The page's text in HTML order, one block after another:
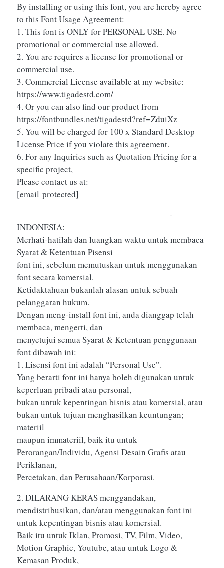
By installing or using this font, you are hereby agree
to this Font Usage Agreement:
1. This font is ONLY for PERSONAL USE. No
promotional or commercial use allowed.
2. You are requires a license for promotional or
commercial use.
3. Commercial License available at my website:
https://www.tigadestd.com/
4. Or you can also find our product from
https://fontbundles.net/tigadestd?ref=ZduiXz
5. You will be charged for 100 x Standard Desktop
License Price if you violate this agreement.
6. For any Inquiries such as Quotation Pricing for a
specific project,
Please contact us at:
[email protected]
——————————————————-
INDONESIA:
Merhati-hatilah dan luangkan waktu untuk membaca
Syarat & Ketentuan Pisensi
font ini, sebelum memutuskan untuk menggunakan
font secara komersial.
Ketidaktahuan bukanlah alasan untuk sebuah
pelanggaran hukum.
Dengan meng-install font ini, anda dianggap telah
membaca, mengerti, dan
menyetujui semua Syarat & Ketentuan penggunaan
font dibawah ini:
1. Lisensi font ini adalah “Personal Use”.
Yang berarti font ini hanya boleh digunakan untuk
keperluan pribadi atau personal,
bukan untuk kepentingan bisnis atau komersial, atau
bukan untuk tujuan menghasilkan keuntungan;
materiil
maupun immateriil, baik itu untuk
Perorangan/Individu, Agensi Desain Grafis atau
Periklanan,
Percetakan, dan Perusahaan/Korporasi.
2. DILARANG KERAS menggandakan,
mendistribusikan, dan/atau menggunakan font ini
untuk kepentingan bisnis atau komersial.
Baik itu untuk Iklan, Promosi, TV, Film, Video,
Motion Graphic, Youtube, atau untuk Logo &
Kemasan Produk,